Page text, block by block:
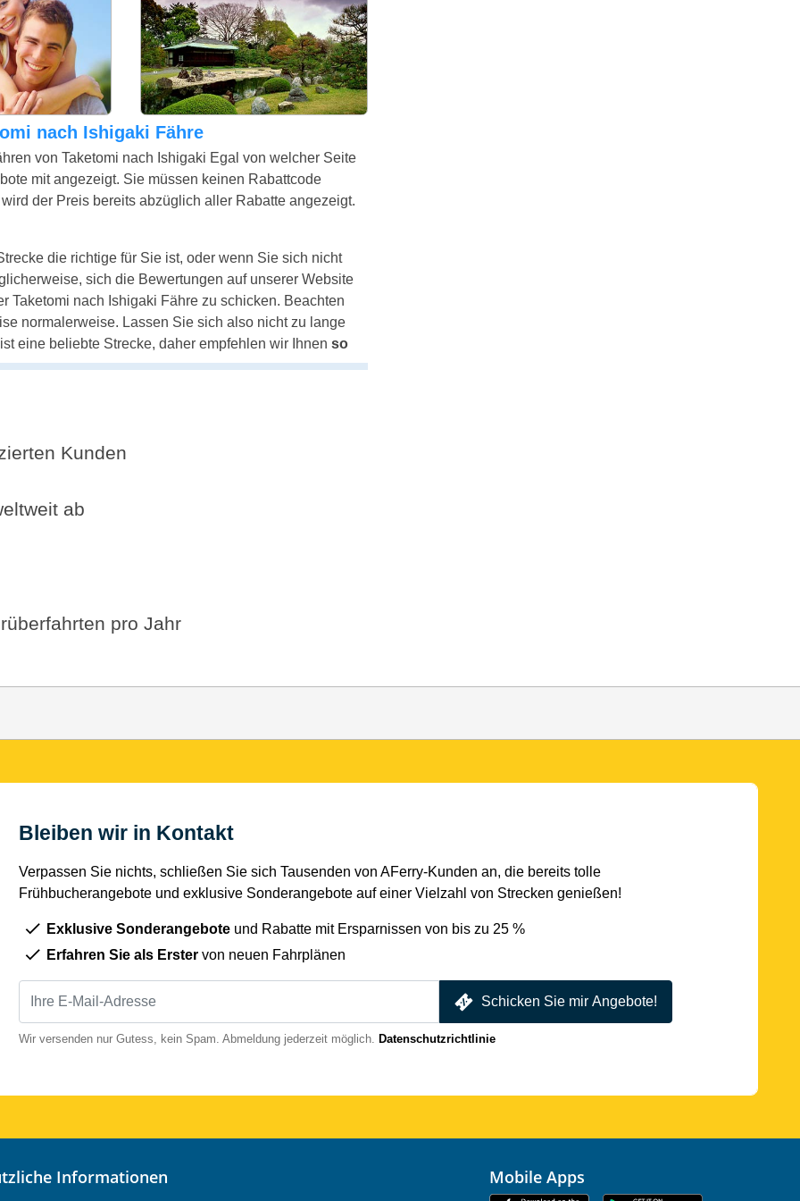
nach Ishigaki Fähre
von Taketomi nach Ishigaki Egal von welcher Seite
mit angezeigt. Sie müssen keinen Rabattcode
der Preis bereits abzüglich aller Rabatte angezeigt.
die richtige für Sie ist, oder wenn Sie sich nicht
sich die Bewertungen auf unserer Website
Taketomi nach Ishigaki Fähre zu schicken. Beachten
normalerweise. Lassen Sie sich also nicht zu lange
eine beliebte Strecke, daher empfehlen wir Ihnen so
Kunden
ab
pro Jahr
Bleiben wir in Kontakt
Verpassen Sie nichts, schließen Sie sich Tausenden von AFerry-Kunden an, die bereits tolle
Frühbucherangebote und exklusive Sonderangebote auf einer Vielzahl von Strecken genießen!
Exklusive Sonderangebote und Rabatte mit Ersparnissen von bis zu 25 %
Erfahren Sie als Erster von neuen Fahrplänen
Schicken Sie mir Angebote!
Wir versenden nur Gutess, kein Spam. Abmeldung jederzeit möglich. Datenschutzrichtlinie
Informationen Mobile Apps